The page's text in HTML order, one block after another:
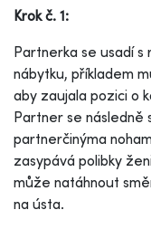
Krok č. 1:
Partnerka se usadí s
nábytku, příkladem
aby zaujala pozici o
Partner se následně
partnerčinýma
zasypává polibky
může natáhnout
na ústa.